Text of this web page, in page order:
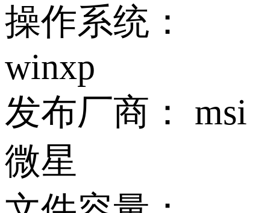
操作系统：
winxp
发布厂商：
msi
微星